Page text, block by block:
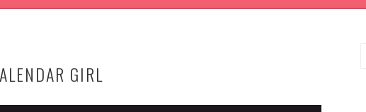
GIRL